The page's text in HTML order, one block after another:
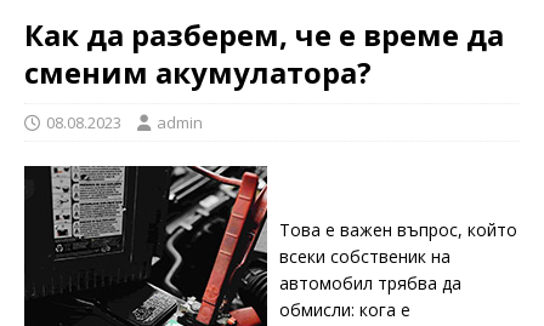
Как да разберем, че е време да
сменим акумулатора?
08.08.2023 admin
Това е важен въпрос, който
всеки собственик на
автомобил трябва да
обмисли: кога е